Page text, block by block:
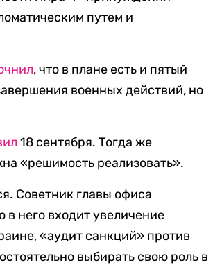
путем и
, что в плане есть и пятый
военных действий, но
18 сентября. Тогда же
«решимость реализовать».
Советник главы офиса
в него входит увеличение
«аудит санкций» против
выбирать свою роль в